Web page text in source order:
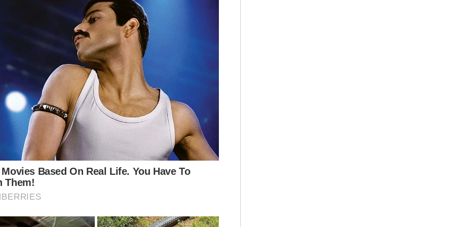
Aimin Nurul Amin
Artikel Disyorkan
Tragedi
Insiden timpa Faisal Halim dapat
perhatian Tengku Muda Pahang
ByASYIKIN ASMIN